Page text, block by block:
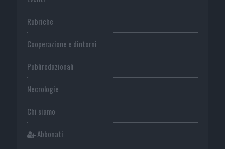
Rubriche
Cooperazione e dintorni
Publiredazionali
Necrologie
Chi siamo
Abbonati